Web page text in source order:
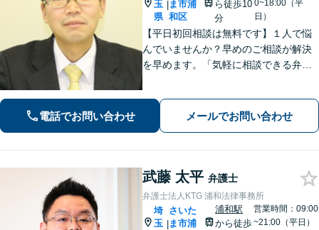
玉
県
|ま市浦
和区
ら徒歩10
分
0~18:00（平
日）
【平日初回相談は無料です】１人で悩
んでいませんか？早めのご相談が解決
を早めます。「気軽に相談できる弁護
かした迅速な行動力でサポートしま
す。まずはお気軽にご相談ください。
電話でお問い合わせ メールでお問い合わせ
武藤 太平 弁護士
弁護士法人KTG 浦和法律事務所
埼
玉 |
さいた
ま市浦
浦和駅
から徒歩
営業時間：09:00
~21:00（平日）